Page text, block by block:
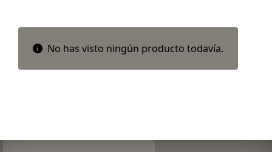
No has visto ningún producto todavía.